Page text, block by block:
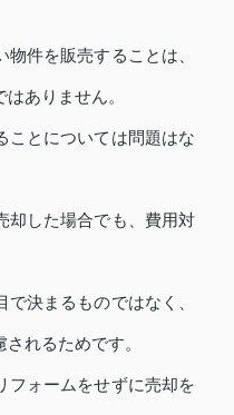
件を販売することは、
ありません。
ことについては問題はな
却した場合でも、費用対
決まるものではなく、
れるためです。
フォームをせずに売却を